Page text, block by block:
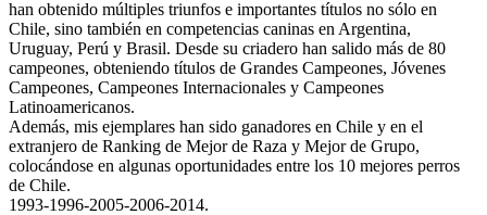
han obtenido múltiples triunfos e importantes títulos no sólo en
Chile, sino también en competencias caninas en Argentina,
Uruguay, Perú y Brasil. Desde su criadero han salido más de 80
campeones, obteniendo títulos de Grandes Campeones, Jóvenes
Campeones, Campeones Internacionales y Campeones
Latinoamericanos.
Además, mis ejemplares han sido ganadores en Chile y en el
extranjero de Ranking de Mejor de Raza y Mejor de Grupo,
colocándose en algunas oportunidades entre los 10 mejores perros
de Chile.
1993-1996-2005-2006-2014.